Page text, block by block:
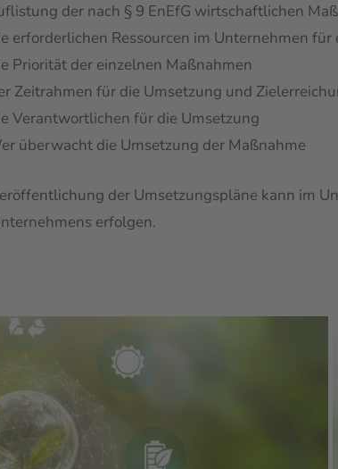
der nach § 9 EnEfG wirtschaftlichen
erforderlichen Ressourcen im Unternehmen
Priorität der einzelnen Maßnahmen
Zeitrahmen für die Umsetzung und
Verantwortlichen für die Umsetzung
überwacht die Umsetzung der Maßnahme
der Umsetzungspläne kann im
erfolgen.